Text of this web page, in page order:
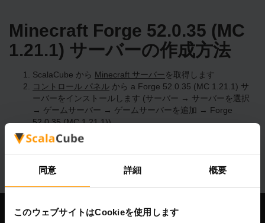
同意 詳細 概要
このウェブサイトはCookieを使用します
Minecraft Forge 52.0.35 (MC
1.21.1) サーバーの作成方法
ScalaCube から Minecraft サーバーを取得します
コントロール パネル から a Forge 52.0.35 (MC 1.21.1) サ
ーバーをインストールします (サーバー → サーバーを選択
→ ゲームサーバー → ゲームサーバーを追加 → Forge
52.0.35 (MC 1.21.1))
サーバー上で楽しくプレイしてください!